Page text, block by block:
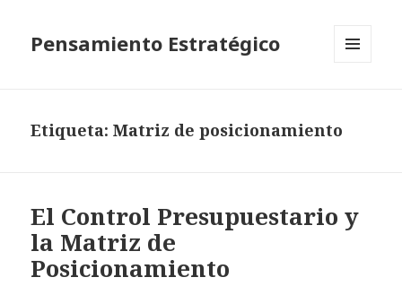
Pensamiento Estratégico
Etiqueta: Matriz de posicionamiento
El Control Presupuestario y
la Matriz de
Posicionamiento